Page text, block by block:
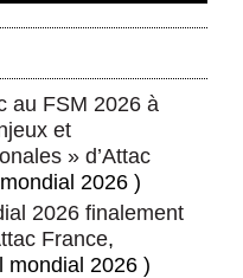
au FSM 2026 à
et
» d’Attac
2026 )
2026 finalement
France,
mondial 2026 )